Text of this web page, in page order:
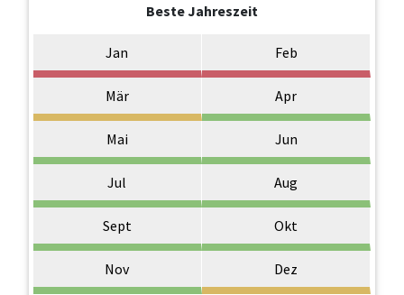
Beste Jahreszeit
Jan Feb
Mär Apr
Mai Jun
Jul Aug
Sept Okt
Nov Dez